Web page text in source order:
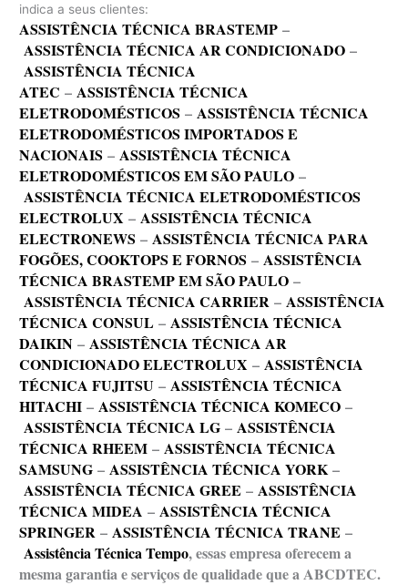
indica a seus clientes:
ASSISTÊNCIA TÉCNICA BRASTEMP –
ASSISTÊNCIA TÉCNICA AR CONDICIONADO –
ASSISTÊNCIA TÉCNICA
ATEC –ASSISTÊNCIA TÉCNICA
ELETRODOMÉSTICOS –ASSISTÊNCIA TÉCNICA
ELETRODOMÉSTICOS IMPORTADOS E
NACIONAIS –ASSISTÊNCIA TÉCNICA
ELETRODOMÉSTICOS EM SÃO PAULO –
ASSISTÊNCIA TÉCNICA ELETRODOMÉSTICOS
ELECTROLUX –ASSISTÊNCIA TÉCNICA
ELECTRONEWS –ASSISTÊNCIA TÉCNICA PARA
FOGÕES, COOKTOPS E FORNOS –ASSISTÊNCIA
TÉCNICA BRASTEMP EM SÃO PAULO –
ASSISTÊNCIA TÉCNICA CARRIER –ASSISTÊNCIA
TÉCNICA CONSUL –ASSISTÊNCIA TÉCNICA
DAIKIN –ASSISTÊNCIA TÉCNICA AR
CONDICIONADO ELECTROLUX –ASSISTÊNCIA
TÉCNICA FUJITSU –ASSISTÊNCIA TÉCNICA
HITACHI –ASSISTÊNCIA TÉCNICA KOMECO –
ASSISTÊNCIA TÉCNICA LG –ASSISTÊNCIA
TÉCNICA RHEEM –ASSISTÊNCIA TÉCNICA
SAMSUNG –ASSISTÊNCIA TÉCNICA YORK–
ASSISTÊNCIA TÉCNICA GREE –ASSISTÊNCIA
TÉCNICA MIDEA –ASSISTÊNCIA TÉCNICA
SPRINGER –ASSISTÊNCIA TÉCNICA TRANE –
Assistência Técnica Tempo, essas empresa oferecem a
mesma garantia e serviços de qualidade que a ABCDTEC.